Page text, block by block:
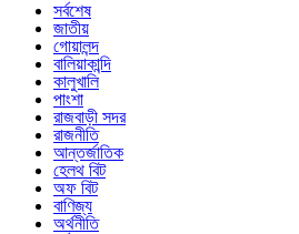
সর্বশেষ
জাতীয়
গোয়ালন্দ
বালিয়াকান্দি
কালুখালি
পাংশা
রাজবাড়ী সদর
রাজনীতি
আন্তর্জাতিক
হেলথ বিট
অফ বিট
বাণিজ্য
অর্থনীতি